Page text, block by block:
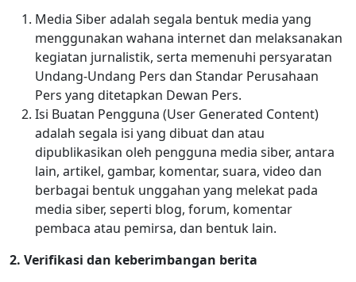
Media Siber adalah segala bentuk media yang
menggunakan wahana internet dan melaksanakan
kegiatan jurnalistik, serta memenuhi persyaratan
Undang-Undang Pers dan Standar Perusahaan
Pers yang ditetapkan Dewan Pers.
Isi Buatan Pengguna (User Generated Content)
adalah segala isi yang dibuat dan atau
dipublikasikan oleh pengguna media siber, antara
lain, artikel, gambar, komentar, suara, video dan
berbagai bentuk unggahan yang melekat pada
media siber, seperti blog, forum, komentar
pembaca atau pemirsa, dan bentuk lain.
2. Verifikasi dan keberimbangan berita